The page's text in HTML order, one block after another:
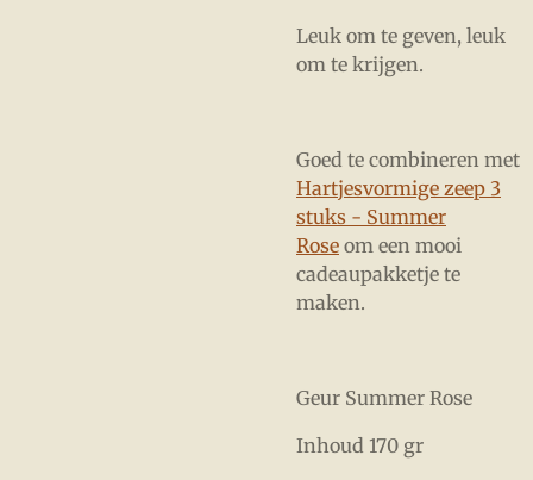
Leuk om te geven, leuk
om te krijgen.
Goed te combineren met
Hartjesvormige zeep 3
stuks - Summer
Rose om een mooi
cadeaupakketje te
maken.
Geur Summer Rose
Inhoud 170 gr